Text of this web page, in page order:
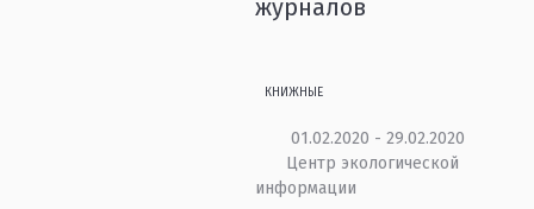
журналов
КНИЖНЫЕ
01.02.2020 - 29.02.2020
Центр экологической
информации